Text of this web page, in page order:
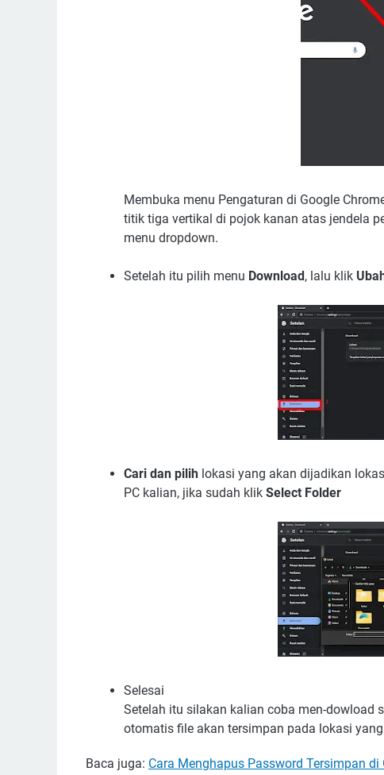
Membuka menu Pengaturan di Google
titik tiga vertikal di pojok kanan atas jendela
menu dropdown.
Setelah itu pilih menu Download, lalu klik
Cari dan pilih lokasi yang akan dijadikan
PC kalian, jika sudah klik Select Folder
Selesai
Setelah itu silakan kalian coba men-dowload
otomatis file akan tersimpan pada lokasi
Baca juga: Cara Menghapus Password Tersimpan di